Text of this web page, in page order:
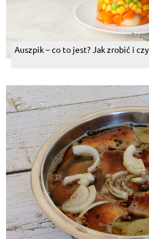
Auszpik – co to jest? Jak zrobić i